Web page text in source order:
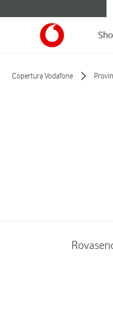
Copertura Vodafone